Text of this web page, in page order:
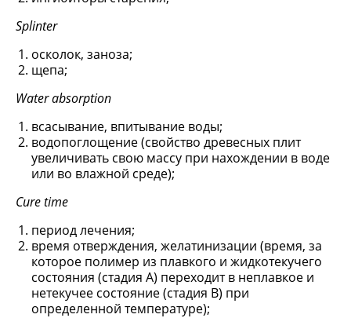
Splinter
осколок, заноза;
щепа;
Water absorption
всасывание, впитывание воды;
водопоглощение (свойство древесных плит
увеличивать свою массу при нахождении в воде
или во влажной среде);
Cure time
период лечения;
время отверждения, желатинизации (время, за
которое полимер из плавкого и жидкотекучего
состояния (стадия А) переходит в неплавкое и
нетекучее состояние (стадия В) при
определенной температуре);